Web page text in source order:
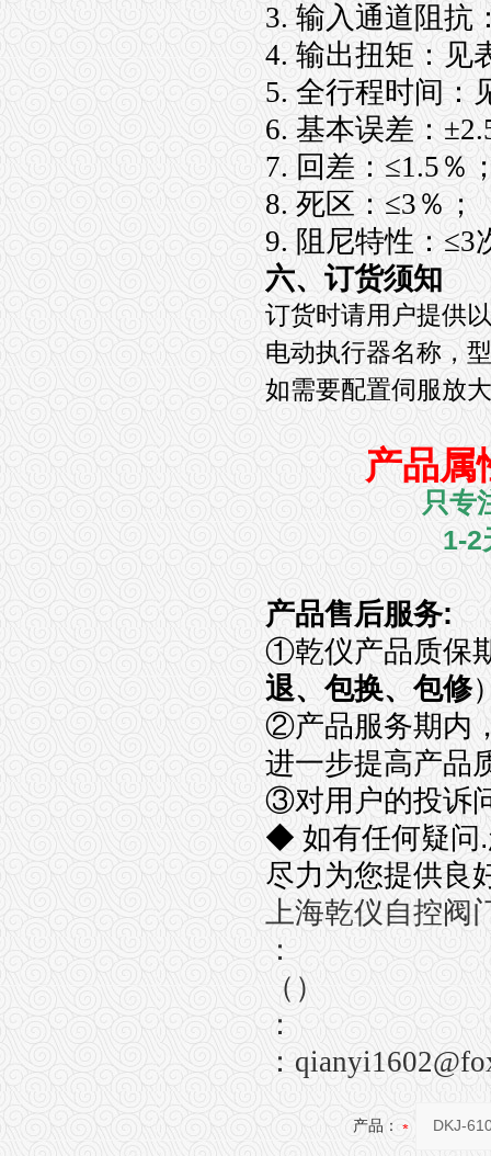
3. 输入通道阻抗
4. 输出扭矩：见
5. 全行程时间：
6. 基本误差：
7. 回差：≤1.5％
8. 死区：≤3％；
9. 阻尼特性：≤3
六、订货须知
订货时请用户提供
电动执行器名称，
如需要配置伺服放
产品属
只专
1-2
产品售后服务:
①乾仪产品质保
退、包换、包修
②产品服务期内
进一步提高产品
③对用户的投诉
◆ 如有任何疑问 .
尽力为您提供良
上海乾仪自控阀
：
（）
：
：
产品：